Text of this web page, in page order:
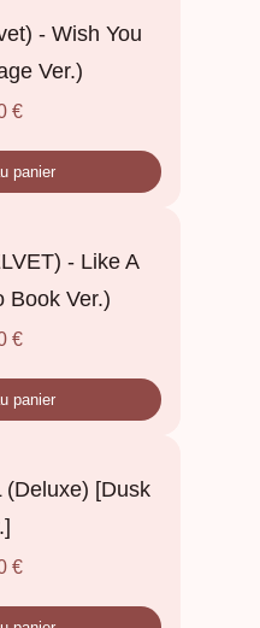
- Wish You
Ver.)
€
panier
- Like A
Book Ver.)
€
panier
(Deluxe) [Dusk
€